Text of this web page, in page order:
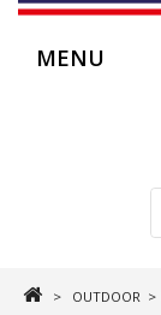
MENU
> OUTDOOR >